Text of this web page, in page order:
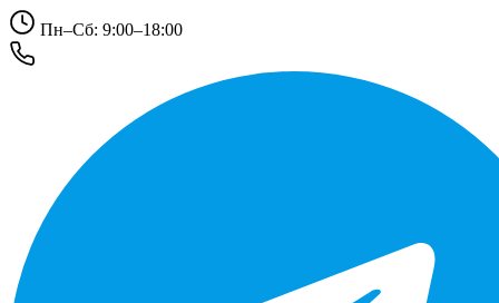
Пн–Сб: 9:00–18:00